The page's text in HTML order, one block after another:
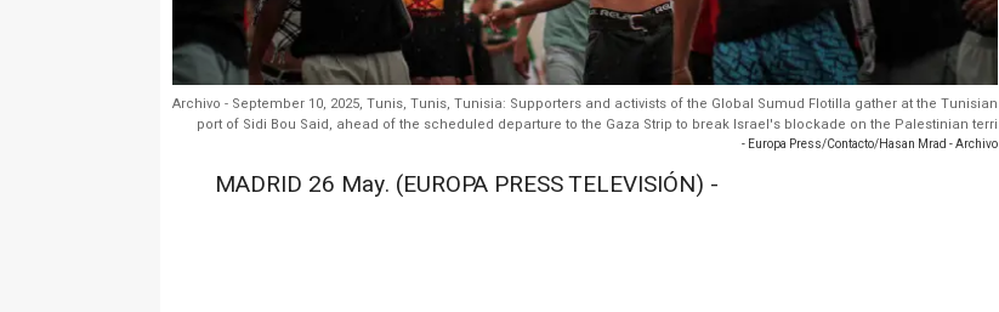
Archivo - September 10, 2025, Tunis, Tunis, Tunisia: Supporters and activists of the Global Sumud Flotilla gather at the Tunisian
port of Sidi Bou Said, ahead of the scheduled departure to the Gaza Strip to break Israel's blockade on the Palestinian terri
- Europa Press/Contacto/Hasan Mrad - Archivo
MADRID 26 May. (EUROPA PRESS TELEVISIÓN) -